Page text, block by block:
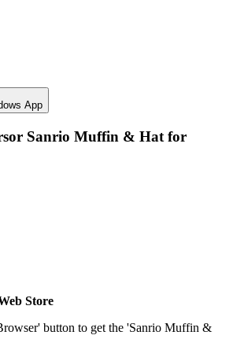
App
Sanrio Muffin & Hat for
Store
button to get the 'Sanrio Muffin &